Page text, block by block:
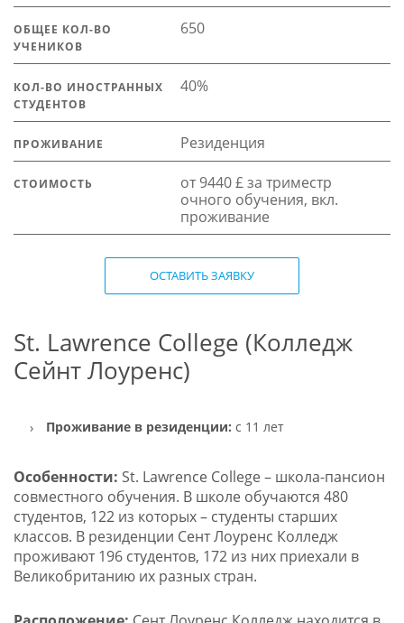
ОБЩЕЕ КОЛ-ВО
УЧЕНИКОВ
650
КОЛ-ВО ИНОСТРАННЫХ
СТУДЕНТОВ
40%
ПРОЖИВАНИЕ Резиденция
СТОИМОСТЬ
от 9440 £ за триместр
очного обучения, вкл.
проживание
ОСТАВИТЬ ЗАЯВКУ
St. Lawrence College (Колледж
Сейнт Лоуренс)
Проживание в резиденции: с 11 лет
Особенности: St. Lawrence College – школа-пансион
совместного обучения. В школе обучаются 480
студентов, 122 из которых – студенты старших
классов. В резиденции Сент Лоуренс Колледж
проживают 196 студентов, 172 из них приехали в
Великобританию их разных стран.